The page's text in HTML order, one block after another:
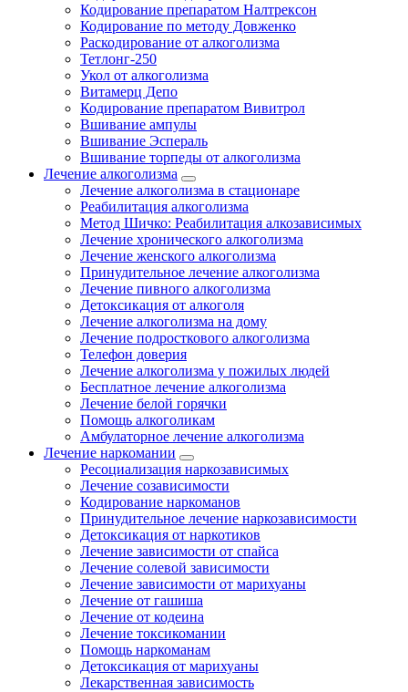
Кодирование препаратом Налтрексон
Кодирование по методу Довженко
Раскодирование от алкоголизма
Тетлонг-250
Укол от алкоголизма
Витамерц Депо
Кодирование препаратом Вивитрол
Вшивание ампулы
Вшивание Эспераль
Вшивание торпеды от алкоголизма
Лечение алкоголизма
Лечение алкоголизма в стационаре
Реабилитация алкоголизма
Метод Шичко: Реабилитация алкозависимых
Лечение хронического алкоголизма
Лечение женского алкоголизма
Принудительное лечение алкоголизма
Лечение пивного алкоголизма
Детоксикация от алкоголя
Лечение алкоголизма на дому
Лечение подросткового алкоголизма
Телефон доверия
Лечение алкоголизма у пожилых людей
Бесплатное лечение алкоголизма
Лечение белой горячки
Помощь алкоголикам
Амбулаторное лечение алкоголизма
Лечение наркомании
Ресоциализация наркозависимых
Лечение созависимости
Кодирование наркоманов
Принудительное лечение наркозависимости
Детоксикация от наркотиков
Лечение зависимости от спайса
Лечение солевой зависимости
Лечение зависимости от марихуаны
Лечение от гашиша
Лечение от кодеина
Лечение токсикомании
Помощь наркоманам
Детоксикация от марихуаны
Лекарственная зависимость